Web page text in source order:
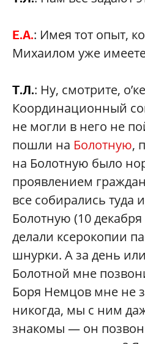
Е.А.: Имея тот опыт,
Михаилом уже
Т.Л.: Ну, смотрите,
Координационный
не могли в него не
пошли на Болотную,
на Болотную было
проявлением
все собирались туда
Болотную (10 декабря
делали ксерокопии
шнурки. А за день
Болотной мне
Боря Немцов мне не
никогда, мы с ним
знакомы — он